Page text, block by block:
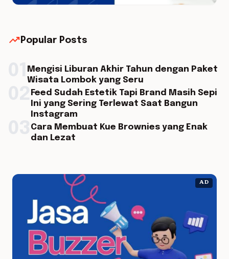
trending_up Popular Posts
Mengisi Liburan Akhir Tahun dengan Paket
Wisata Lombok yang Seru
Feed Sudah Estetik Tapi Brand Masih Sepi
Ini yang Sering Terlewat Saat Bangun
Instagram
Cara Membuat Kue Brownies yang Enak
dan Lezat
AD